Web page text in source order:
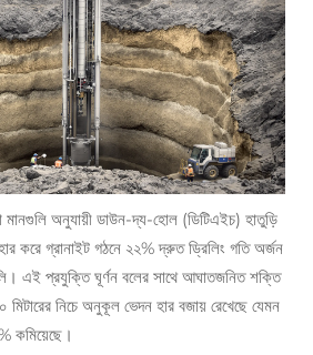
মানগুলি অনুযায়ী ডাউন-দ্য-হোল (ডিটিএইচ) হাতুড়ি
করে গ্রানাইট গঠনে ২২% দ্রুত ড্রিলিং গতি অর্জন
এই প্রযুক্তি ঘূর্ণন বলের সাথে আঘাতজনিত শক্তি
নিচে অনুকূল ভেদন হার বজায় রেখেছে যেমন
কমিয়েছে।